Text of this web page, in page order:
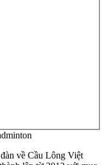
về Cầu Lông Việt